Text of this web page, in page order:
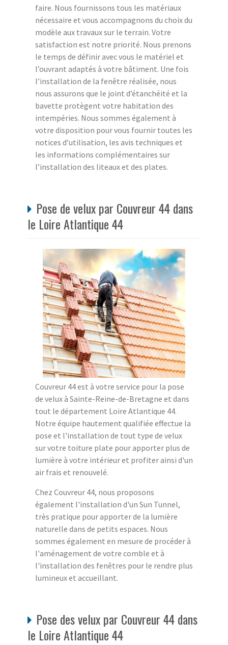
faire. Nous fournissons tous les matériaux
nécessaire et vous accompagnons du choix du
modèle aux travaux sur le terrain. Votre
satisfaction est notre priorité. Nous prenons
le temps de définir avec vous le matériel et
l’ouvrant adaptés à votre bâtiment. Une fois
l’installation de la fenêtre réalisée, nous
nous assurons que le joint d’étanchéité et la
bavette protègent votre habitation des
intempéries. Nous sommes également à
votre disposition pour vous fournir toutes les
notices d’utilisation, les avis techniques et
les informations complémentaires sur
l’installation des liteaux et des plates.
Pose de velux par Couvreur 44 dans
le Loire Atlantique 44
Couvreur 44 est à votre service pour la pose
de velux à Sainte-Reine-de-Bretagne et dans
tout le département Loire Atlantique 44.
Notre équipe hautement qualifiée effectue la
pose et l'installation de tout type de velux
sur votre toiture plate pour apporter plus de
lumière à votre intérieur et profiter ainsi d'un
air frais et renouvelé.
Chez Couvreur 44, nous proposons
également l'installation d'un Sun Tunnel,
très pratique pour apporter de la lumière
naturelle dans de petits espaces. Nous
sommes également en mesure de procéder à
l'aménagement de votre comble et à
l'installation des fenêtres pour le rendre plus
lumineux et accueillant.
Pose des velux par Couvreur 44 dans
le Loire Atlantique 44